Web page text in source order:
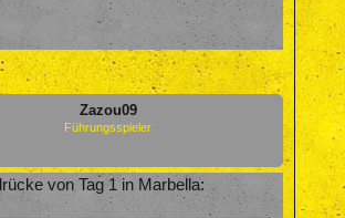
Zazou09
Führungsspieler
von Tag 1 in Marbella: